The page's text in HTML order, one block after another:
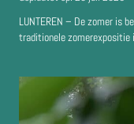
LUNTEREN – De zomer is
traditionele zomerexpositie